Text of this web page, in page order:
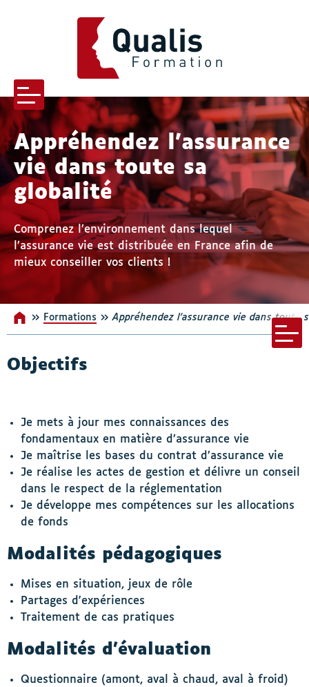
Menu
Qualis formation
Pourquoi nous choisir
Nos incontournables
Appréhendez l’assurance
vie dans toute sa
globalité
Comprenez l’environnement dans lequel
l’assurance vie est distribuée en France afin de
mieux conseiller vos clients !
Accueil
» Formations »Appréhendez l’assurance vie dans toute
Menu
Objectifs
Je mets à jour mes connaissances des
fondamentaux en matière d’assurance vie
Je maîtrise les bases du contrat d’assurance vie
Je réalise les actes de gestion et délivre un conseil
dans le respect de la réglementation
Je développe mes compétences sur les allocations
de fonds
Modalités pédagogiques
Mises en situation, jeux de rôle
Partages d'expériences
Traitement de cas pratiques
Modalités d’évaluation
Questionnaire (amont, aval à chaud, aval à froid)